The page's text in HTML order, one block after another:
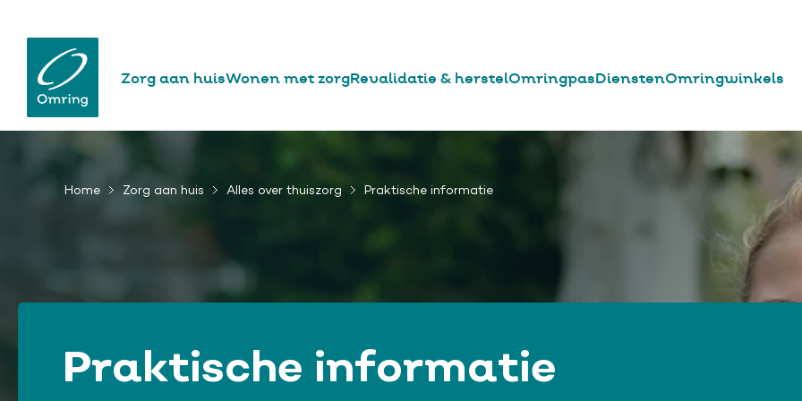
Hoofdnavigatie
Zorg aan huisWonen met zorgRevalidatie & herstelOmringpasDienstenOmringwinkels
Kruimelpad
Home Zorg aan huis Alles over thuiszorg Praktische informatie
Praktische informatie